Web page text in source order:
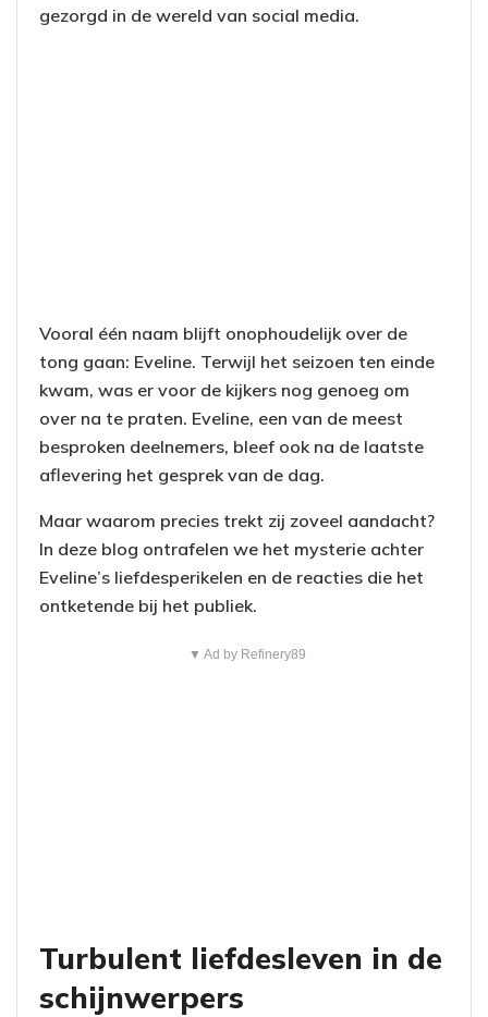
gezorgd in de wereld van social media.
Vooral één naam blijft onophoudelijk over de
tong gaan: Eveline. Terwijl het seizoen ten einde
kwam, was er voor de kijkers nog genoeg om
over na te praten. Eveline, een van de meest
besproken deelnemers, bleef ook na de laatste
aflevering het gesprek van de dag.
Maar waarom precies trekt zij zoveel aandacht?
In deze blog ontrafelen we het mysterie achter
Eveline’s liefdesperikelen en de reacties die het
ontketende bij het publiek.
▼ Ad by Refinery89
Turbulent liefdesleven in de
schijnwerpers